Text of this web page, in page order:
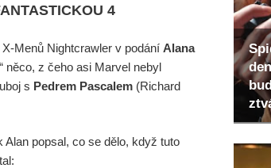
4
Menů Nightcrawler v podání Alana
něco, z čeho asi Marvel nebyl
s Pedrem Pascalem (Richard
popsal, co se dělo, když tuto